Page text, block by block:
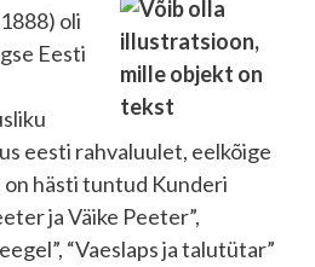
oli
Eesti
eesti rahvaluulet, eelkõige
hästi tuntud Kunderi
ja Väike Peeter”,
“Vaeslaps ja talutütar”